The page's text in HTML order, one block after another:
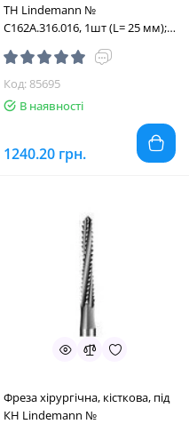
ТН Lindemann №
C162A.316.016, 1шт (L= 25 мм);
діам.= 1.60 мм; роб.част.= 10
мм (Edenta/Едента)
Код: 85695
В наявності
1240.20 грн.
Фреза хірургічна, кісткова, під
КН Lindemann №